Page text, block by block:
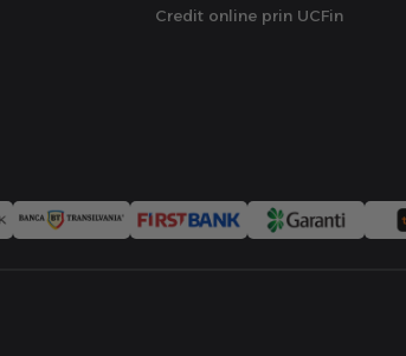
Credit online prin UCFin